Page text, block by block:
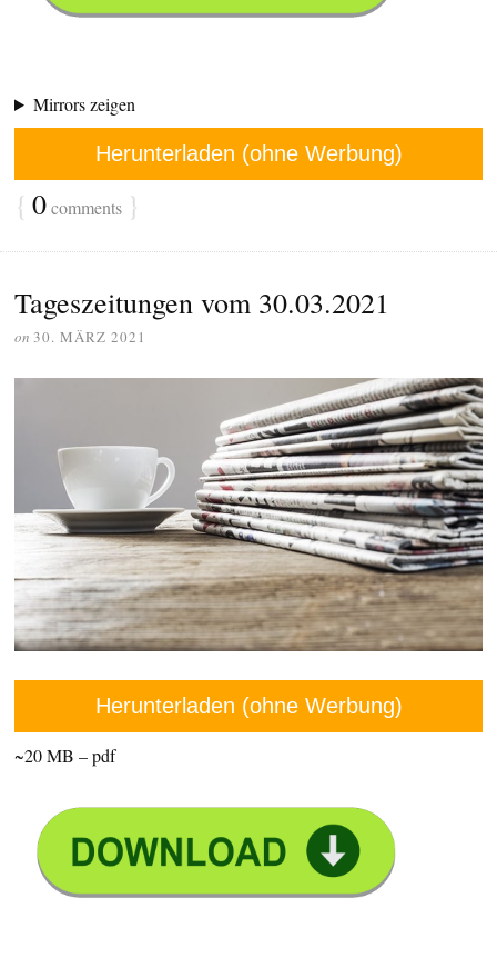
Mirrors zeigen
Herunterladen (ohne Werbung)
{ 0comments }
Tageszeitungen vom 30.03.2021
on 30. MÄRZ 2021
Herunterladen (ohne Werbung)
~20 MB – pdf